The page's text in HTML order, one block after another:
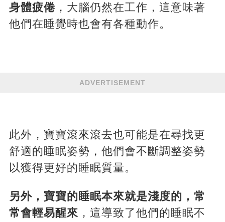
身體疲倦，大腦仍然在工作，這意味著
他們在睡覺時也會有各種動作。
ADVERTISEMENT
此外，寶寶滾來滾去也可能是在尋找更
舒適的睡眠姿勢，他們會不斷調整姿勢
以獲得更好的睡眠質量。
另外，寶寶的睡眠本來就是淺度的，常
常會輕易醒來 ，這導致了他們的睡眠不